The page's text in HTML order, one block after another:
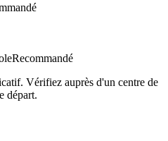
Recommandé
Vérifiez auprès d'un centre de
départ.